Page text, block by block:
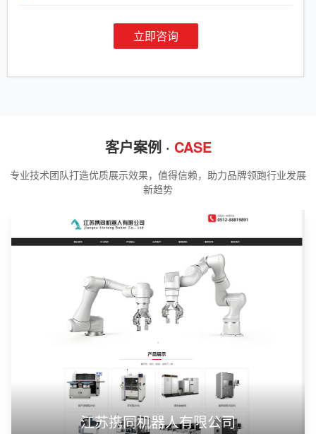
立即咨询
客户案例 · CASE
专业技术团队打造优质展示效果，值得信赖，助力品牌领跑行业发展
新趋势
江苏携同机器人有限公司